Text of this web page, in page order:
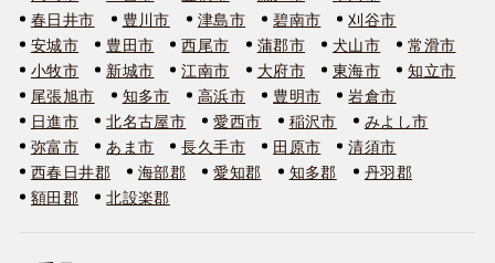
春日井市
豊川市 津島市 碧南市
刈谷市
安城市
豊田市 西尾市 蒲郡市 犬山市
常滑市
小牧市
新城市 江南市 大府市 東海市
知立市
尾張旭市
知多市 高浜市 豊明市
岩倉市
日進市
北名古屋市 愛西市 稲沢市
みよし市
弥富市
あま市 長久手市 田原市
清須市
西春日井郡
海部郡 愛知郡 知多郡
丹羽郡
額田郡
北設楽郡